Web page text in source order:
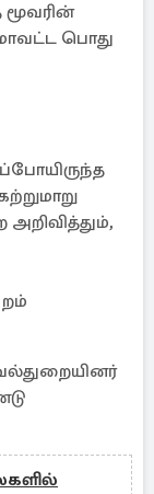
மூவரின்
பொது
அறிவித்தும்,